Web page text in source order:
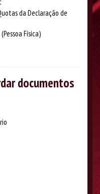
da Declaração de
Física)
documentos